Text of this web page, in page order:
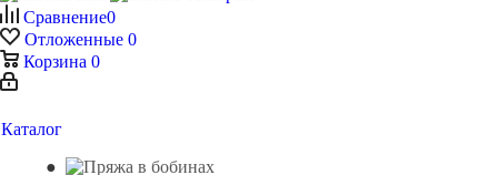
Сравнение0
Отложенные 0
Корзина 0
Каталог